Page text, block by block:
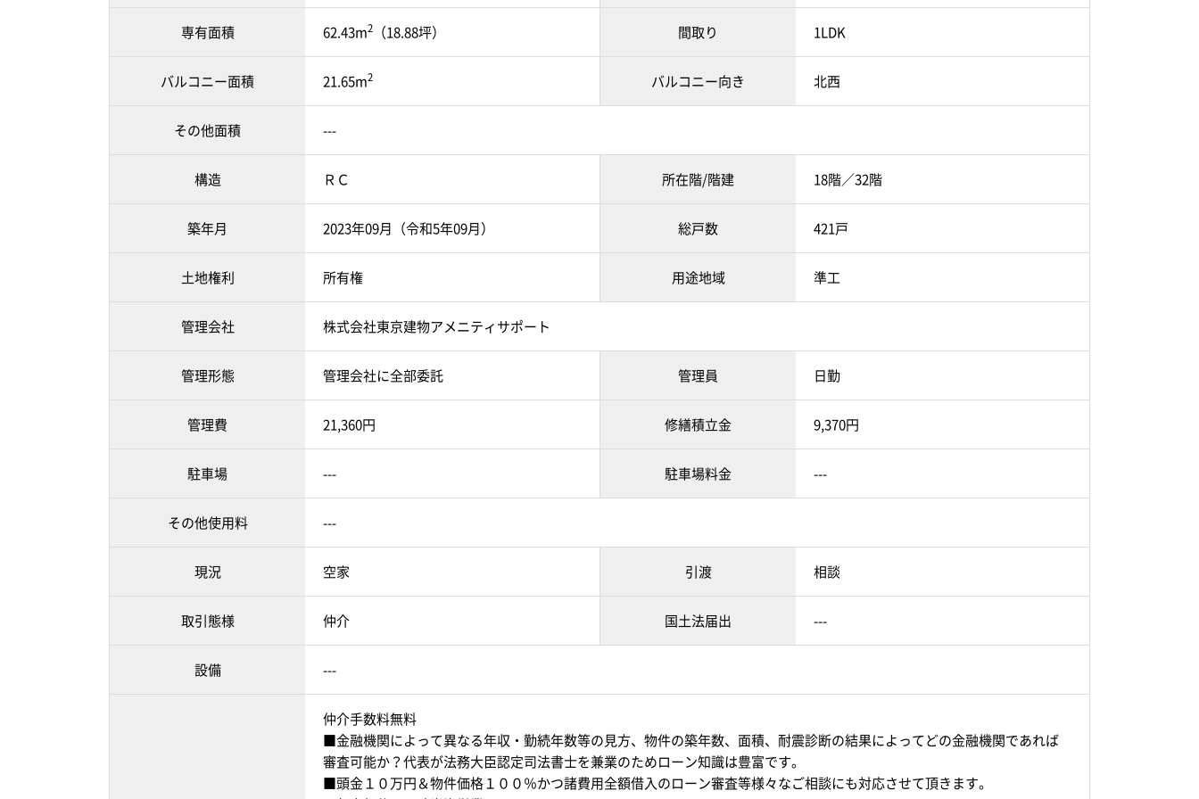
専有面積 62.43m2 （18.88坪） 間取り 1LDK
バルコニー面積 21.65m2 バルコニー向き 北西
その他面積 ---
構造 ＲＣ 所在階/階建 18階／32階
築年月 2023年09月（令和5年09月） 総戸数 421戸
土地権利 所有権 用途地域 準工
管理会社 株式会社東京建物アメニティサポート
管理形態 管理会社に全部委託 管理員 日勤
管理費 21,360円 修繕積立金 9,370円
駐車場 --- 駐車場料金 ---
その他使用料 ---
現況 空家 引渡 相談
取引態様 仲介 国土法届出 ---
設備 ---
仲介手数料無料
■金融機関によって異なる年収・勤続年数等の見方、物件の築年数、面積、耐震診断の結果によってどの金融機関であれば
審査可能か？代表が法務大臣認定司法書士を兼業のためローン知識は豊富です。
■頭金１０万円＆物件価格１００％かつ諸費用全額借入のローン審査等様々なご相談にも対応させて頂きます。